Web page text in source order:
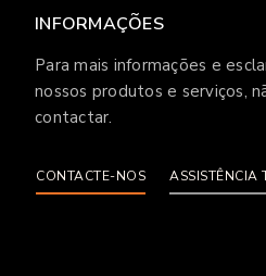
INFORMAÇÕES
Para mais informações e
nossos produtos e serviços,
contactar.
CONTACTE-NOS ASSISTÊNCIA